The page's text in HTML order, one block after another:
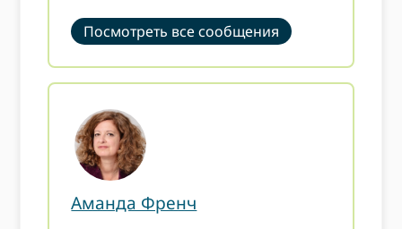
Посмотреть все сообщения
Аманда Френч